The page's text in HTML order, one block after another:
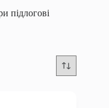
підлогові